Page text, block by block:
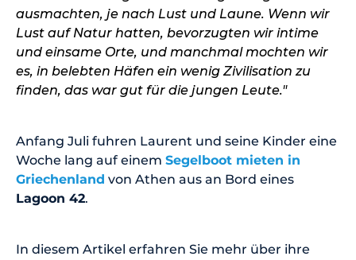
ausmachten, je nach Lust und Laune. Wenn wir
Lust auf Natur hatten, bevorzugten wir intime
und einsame Orte, und manchmal mochten wir
es, in belebten Häfen ein wenig Zivilisation zu
finden, das war gut für die jungen Leute."
Anfang Juli fuhren Laurent und seine Kinder eine
Woche lang auf einem Segelboot mieten in
Griechenland von Athen aus an Bord eines
Lagoon 42.
In diesem Artikel erfahren Sie mehr über ihre